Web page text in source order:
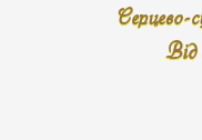
Серцево-